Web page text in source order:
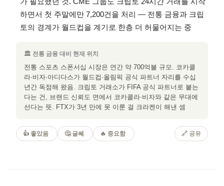
하면서 첫 주말에만 7,200건을 처리 — 전통 금융과 크립
토의 경계가 월드컵을 계기로 한층 더 허물어지는 중
🏛 전통 금융 대비 현재 위치
전통 스포츠 스폰서십 시장은 연간 약 700억불 규모. 코카콜
라·비자·아디다스가 월드컵·올림픽 공식 파트너 자리를 수십
년간 독점해 왔음. 크립토 거래소가 FIFA 공식 파트너로 붙는
다는 건, 브랜드 신뢰도 면에서 코카콜라·비자와 같은 무대에
선다는 뜻. FTX가 3년 만에 못 이룬 걸 크라켄이 해낸 셈
👍 좋았음 🤔 글쎄 🔥 중요함 🔗 공유